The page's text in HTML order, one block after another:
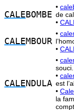
CALE BOMBE
•
de
•
CALEMBOUR
•
•
CALE NDULA
•
souci.
•
est
•
la